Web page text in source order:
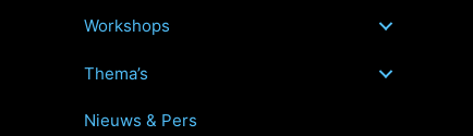
Workshops
Thema’s
Nieuws & Pers